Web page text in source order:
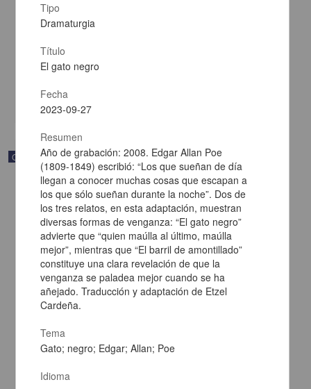
Carta de José María Maytorena a Francisco I. Madero en la que
Maytorena, José María
[sin fecha]
Correspondencia postal
felicitándolo por el triunfo de la causa
Tipo
Dramaturgia
Título
El gato negro
Fecha
2023-09-27
Resumen
Año de grabación: 2008. Edgar Allan Poe
(1809-1849) escribió: “Los que sueñan de día
llegan a conocer muchas cosas que escapan a
los que sólo sueñan durante la noche”. Dos de
los tres relatos, en esta adaptación, muestran
diversas formas de venganza: “El gato negro”
advierte que “quien maúlla al último, maúlla
mejor”, mientras que “El barril de amontillado”
constituye una clara revelación de que la
venganza se paladea mejor cuando se ha
añejado. Traducción y adaptación de Etzel
Cardeña.
Tema
Gato; negro; Edgar; Allan; Poe
Idioma